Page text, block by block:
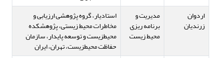
اردوان
زرندیان
مدیریت و
برنامه ریزی
محیط زیست
استادیار، گروه پژوهشی ارزیابی و
مخاطرات محیط زیستی، پژوهشکده
محیطزیست و توسعه پایدار، سازمان
حفاظت محیطزیست، تهران، ایران